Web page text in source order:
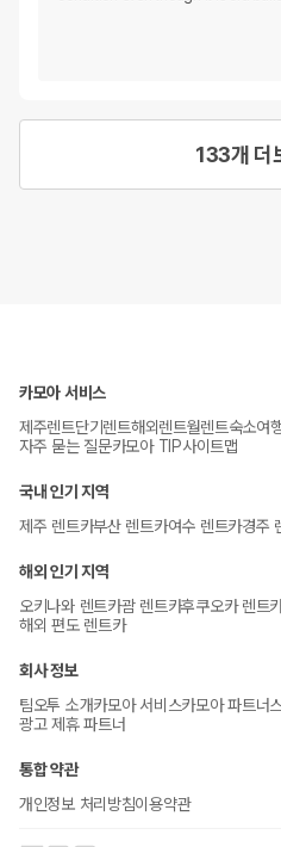
133개 더
카모아 서비스
제주렌트단기렌트해외렌트월렌트숙소여
자주 묻는 질문카모아 TIP사이트맵
국내 인기 지역
제주 렌트카부산 렌트카여수 렌트카경주
해외 인기 지역
오키나와 렌트카괌 렌트카후쿠오카 렌트
해외 편도 렌트카
회사 정보
팀오투 소개카모아 서비스카모아 파트너스
광고 제휴 파트너
통합 약관
개인정보 처리방침이용약관